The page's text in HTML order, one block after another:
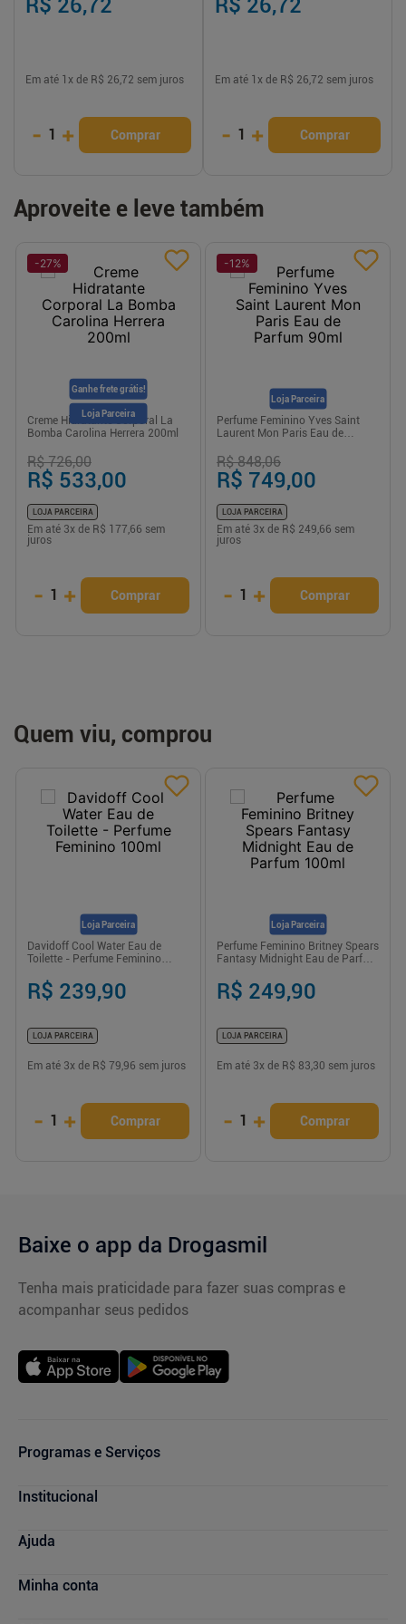
R$ 26,72
Em até 1 x de R$ 26,72 sem juros
- 1 + Comprar
R$ 26,72
Em até 1 x de R$ 26,72 sem juros
- 1 + Comprar
Aproveite e leve também
Ganhe frete grátis!
Loja Parceira
-27%
Creme Hidratante Corporal La
Bomba Carolina Herrera 200ml
R$ 726,00
R$ 533,00
LOJA PARCEIRA
Em até 3x de R$ 177,66 sem
juros
- 1 + Comprar
Loja Parceira
-12%
Perfume Feminino Yves Saint
Laurent Mon Paris Eau de
R$ 848,06
R$ 749,00
LOJA PARCEIRA
Em até 3x de R$ 249,66 sem
juros
- 1 + Comprar
Quem viu, comprou
Loja Parceira
Davidoff Cool Water Eau de
Toilette - Perfume Feminino
R$ 239,90
LOJA PARCEIRA
Em até 3x de R$ 79,96 sem juros
- 1 + Comprar
Loja Parceira
Perfume Feminino Britney Spears
Fantasy Midnight Eau de Parfum
R$ 249,90
LOJA PARCEIRA
Em até 3x de R$ 83,30 sem juros
- 1 + Comprar
Baixe o app da Drogasmil
Tenha mais praticidade para fazer suas compras e
acompanhar seus pedidos
Programas e Serviços
Cupons de Desconto
Consultas Médicas
Drogasmil Plus
Institucional
Blog Drogasmil
Marcas Parceiras
Ajuda
Dúvidas Frequentes
Minha conta